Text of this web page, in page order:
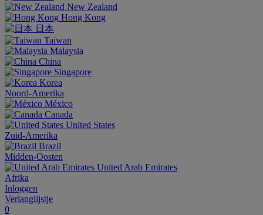
New Zealand
Hong Kong
日本
Taiwan
Malaysia
China
Singapore
Korea
Noord-Amerika
México
Canada
United States
Zuid-Amerika
Brazil
Midden-Oosten
United Arab Emirates
Afrika
Inloggen
Verlanglijstje
0